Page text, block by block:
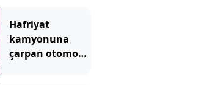
Hafriyat
kamyonuna
çarpan otomobil